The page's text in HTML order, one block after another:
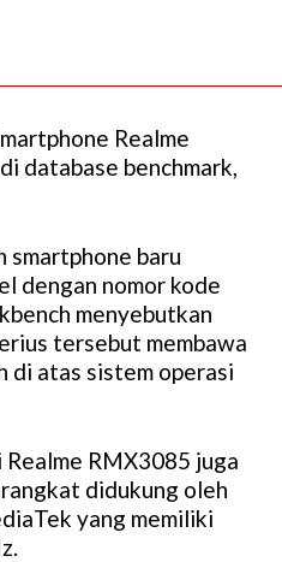
Realme
database benchmark,
smartphone baru
dengan nomor kode
menyebutkan
tersebut membawa
di atas sistem operasi
RMX3085 juga
didukung oleh
yang memiliki